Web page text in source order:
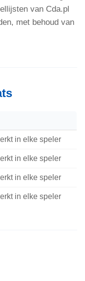
van Cda.pl
met behoud van
in elke speler
in elke speler
in elke speler
in elke speler